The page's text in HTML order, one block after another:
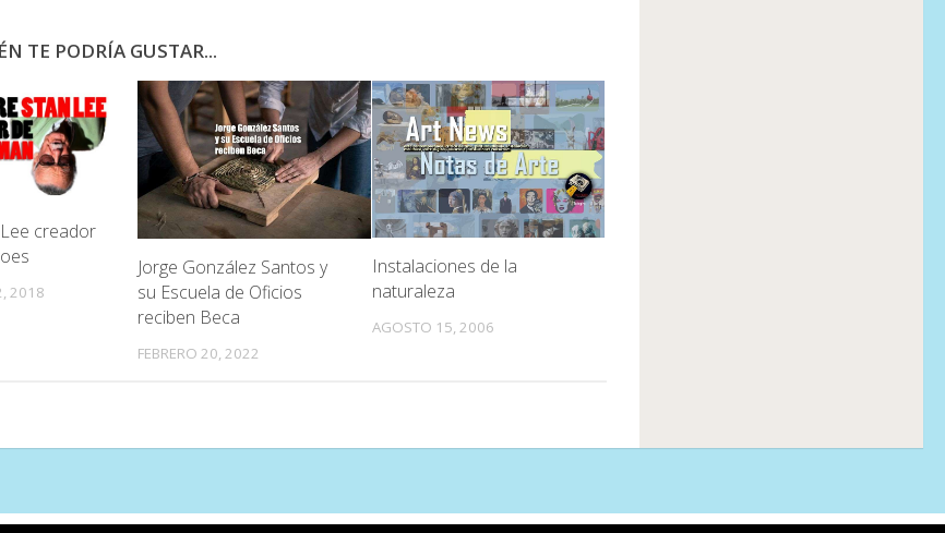
TE PODRÍA GUSTAR...
creador
2018
Jorge González Santos y
su Escuela de Oficios
reciben Beca
FEBRERO 20, 2022
Instalaciones de la
naturaleza
AGOSTO 15, 2006